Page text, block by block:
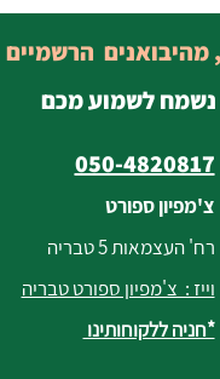
נשמח לשמוע מכם
050-4820817
צ'מפיון ספורט
רח' העצמאות 5 טבריה
וייז : צ'מפיון ספורט טבריה
*חניה ללקוחותינו
מהיבואנים